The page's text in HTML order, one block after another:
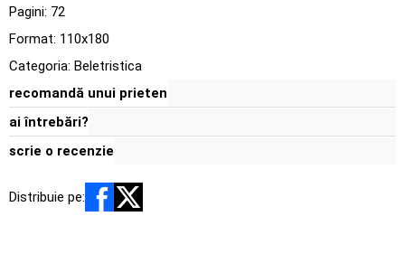
Pagini: 72
Format: 110x180
Categoria: Beletristica
recomandă unui prieten
ai întrebări?
scrie o recenzie
Distribuie pe: